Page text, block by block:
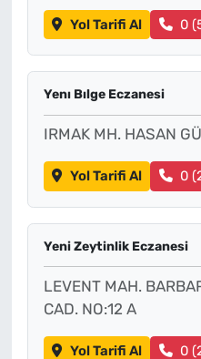
Yol Tarifi Al 0
Yenı Bılge Eczanesi
IRMAK MH. HASAN
Yol Tarifi Al 0
Yeni Zeytinlik Eczanesi
LEVENT MAH.
CAD. NO:12 A
Yol Tarifi Al 0